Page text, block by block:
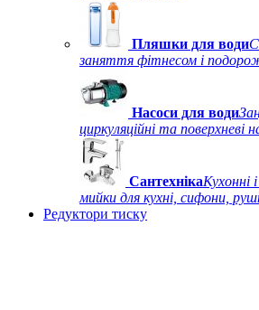
Пляшки для води
заняття фітнесом і
Насоси для води
циркуляційні та поверхневі
СантехнікаКухонні
мийки для кухні, сифони,
Редуктори тиску